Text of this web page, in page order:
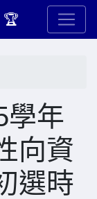
🏆
學年
向資
選時